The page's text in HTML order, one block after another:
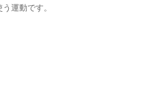
運動です。